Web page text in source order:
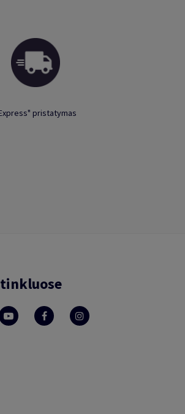
pristatymas